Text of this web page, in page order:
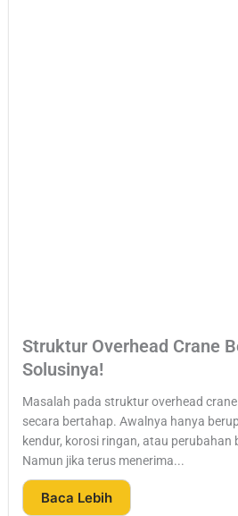
Struktur Overhead Crane
Solusinya!
Masalah pada struktur overhead
secara bertahap. Awalnya hanya
kendur, korosi ringan, atau perubahan
Namun jika terus menerima...
Baca Lebih